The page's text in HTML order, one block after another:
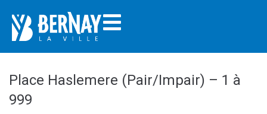
Place Haslemere (Pair/Impair) – 1 à
999